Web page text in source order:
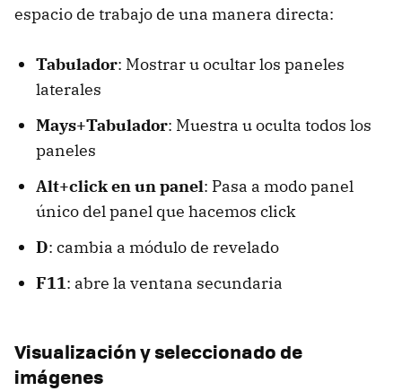
espacio de trabajo de una manera directa:
Tabulador: Mostrar u ocultar los paneles
laterales
Mays+Tabulador: Muestra u oculta todos los
paneles
Alt+click en un panel: Pasa a modo panel
único del panel que hacemos click
D: cambia a módulo de revelado
F11: abre la ventana secundaria
Visualización y seleccionado de
imágenes